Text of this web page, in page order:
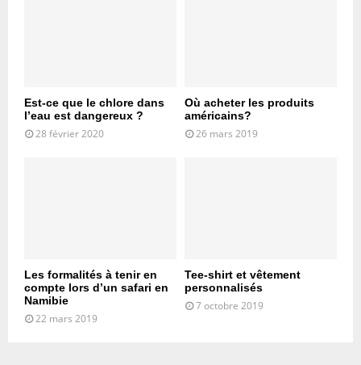
Est-ce que le chlore dans
l’eau est dangereux ?
28 février 2020
Où acheter les produits
américains?
26 mars 2019
Les formalités à tenir en
compte lors d’un safari en
Namibie
22 mars 2019
Tee-shirt et vêtement
personnalisés
7 octobre 2019